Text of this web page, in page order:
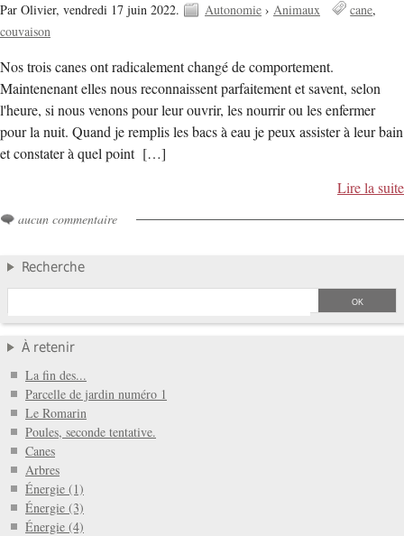
Par Olivier, vendredi 17 juin 2022. Autonomie › Animaux
cane
couvaison
Nos trois canes ont radicalement changé de comportement.
Maintenenant elles nous reconnaissent parfaitement et savent, selon
l'heure, si nous venons pour leur ouvrir, les nourrir ou les enfermer
pour la nuit. Quand je remplis les bacs à eau je peux assister à leur bain
et constater à quel point […]
Lire la suite
aucun commentaire
Recherche
À retenir
La fin des...
Parcelle de jardin numéro 1
Le Romarin
Poules, seconde tentative.
Canes
Arbres
Énergie (1)
Énergie (3)
Énergie (4)